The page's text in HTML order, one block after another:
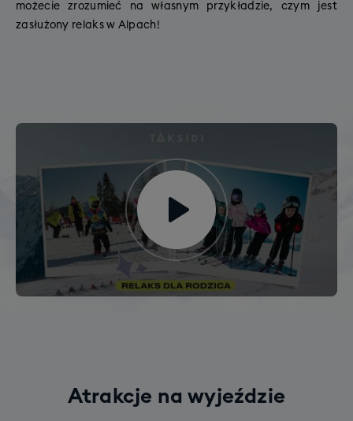
możecie zrozumieć na własnym przykładzie, czym jest
zasłużony relaks w Alpach!
Atrakcje na wyjeździe